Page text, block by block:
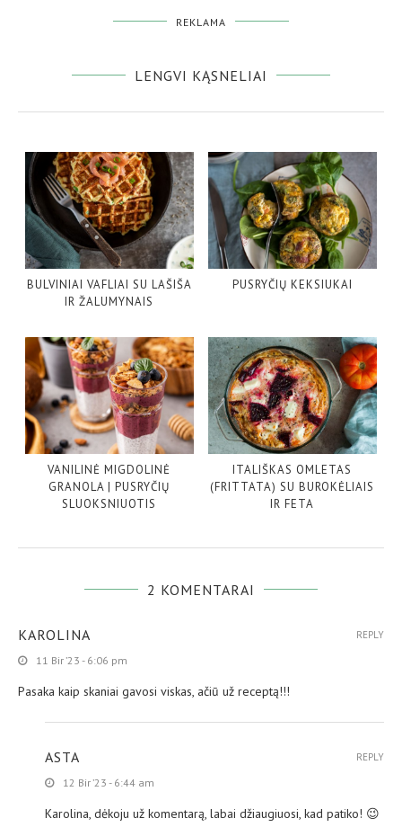
REKLAMA
LENGVI KĄSNELIAI
BULVINIAI VAFLIAI SU LAŠIŠA
IR ŽALUMYNAIS
PUSRYČIŲ KEKSIUKAI
VANILINĖ MIGDOLINĖ
GRANOLA | PUSRYČIŲ
SLUOKSNIUOTIS
ITALIŠKAS OMLETAS
(FRITTATA) SU BUROKĖLIAIS
IR FETA
2 KOMENTARAI
KAROLINA
11 Bir ’23 - 6:06 pm
Pasaka kaip skaniai gavosi viskas, ačiū už receptą!!!
REPLY
ASTA
12 Bir ’23 - 6:44 am
Karolina, dėkoju už komentarą, labai džiaugiuosi, kad patiko! 😉
REPLY